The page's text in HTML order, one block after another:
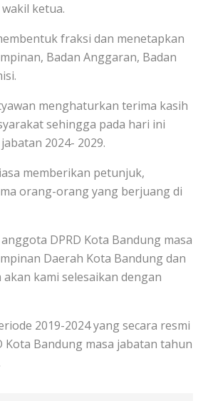
ketua.
fraksi dan menetapkan
Badan Anggaran, Badan
menghaturkan terima kasih
sehingga pada hari ini
2024- 2029.
memberikan petunjuk,
orang-orang yang berjuang di
DPRD Kota Bandung masa
Daerah Kota Bandung dan
kami selesaikan dengan
2019-2024 yang secara resmi
Bandung masa jabatan tahun